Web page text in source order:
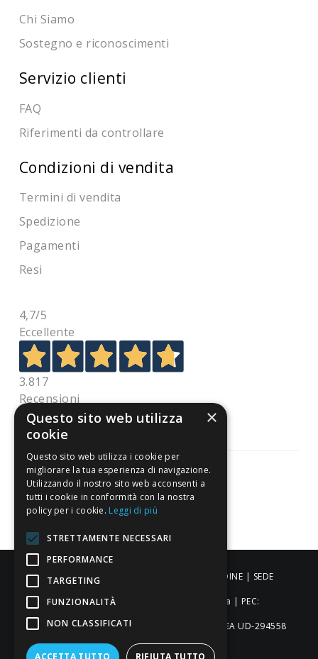
Chi Siamo
Sostegno e riconoscimenti
Servizio clienti
FAQ
Riferimenti da controllare
Condizioni di vendita
Termini di vendita
Spedizione
Pagamenti
Resi
4,7/5
Eccellente
3.817
Recensioni
Pagamenti sicuri
ALDIGIÙ S.R.L. | Via Cortazzis 15 33100 - UDINE | SEDE
OPERATIVA: Via del Progresso 3 - Padova | PEC:
aldigiusrl@pec.it | C.F. e P.IVA 02873920306 REA UD-294558
Capitale sociale: € 27.086,97
×
Questo sito web utilizza
cookie
Questo sito web utilizza i cookie per
migliorare la tua esperienza di navigazione.
Utilizzando il nostro sito web acconsenti a
tutti i cookie in conformità con la nostra
policy per i cookie. Leggi di più
STRETTAMENTE NECESSARI
PERFORMANCE
TARGETING
FUNZIONALITÀ
NON CLASSIFICATI
ACCETTA TUTTO RIFIUTA TUTTO